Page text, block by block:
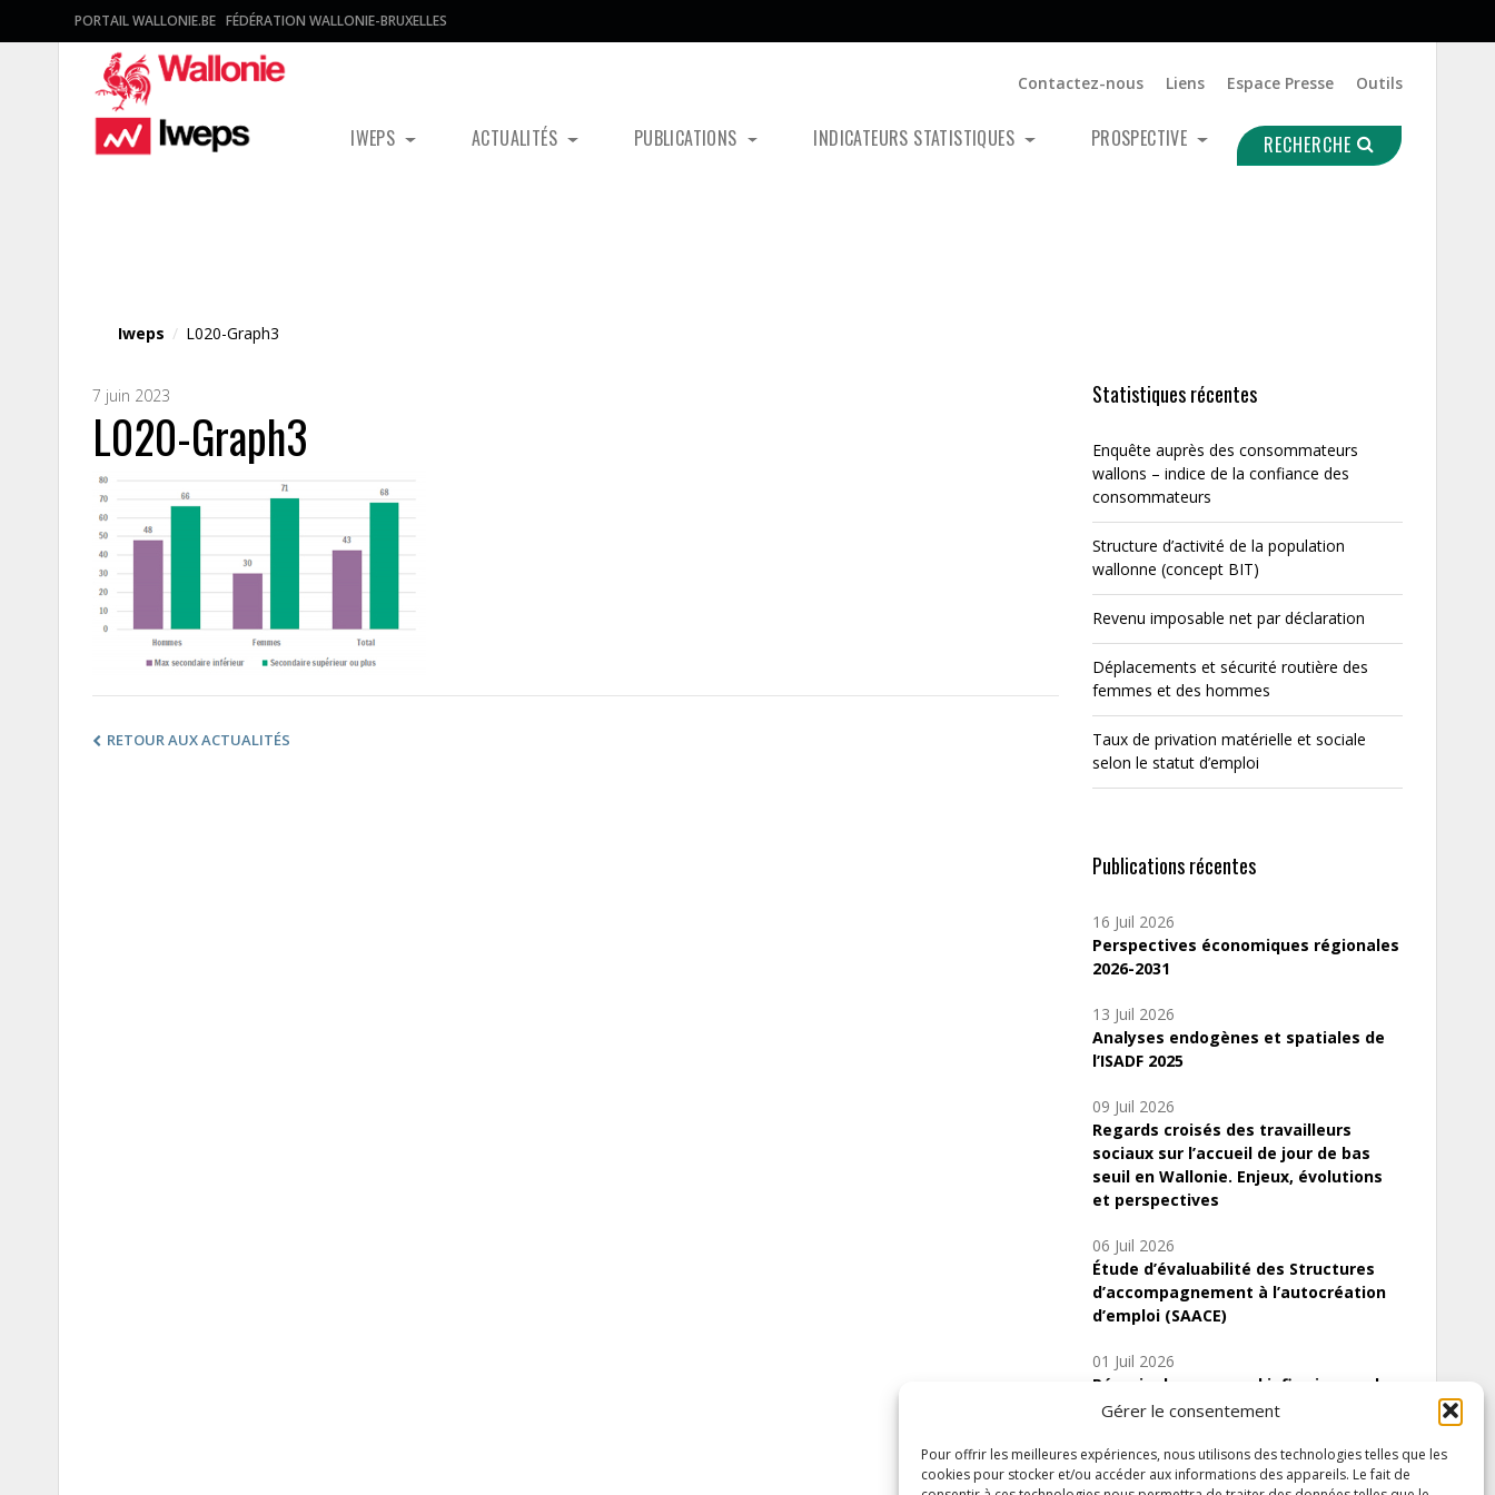
Gérer le consentement
Pour offrir les meilleures expériences, nous utilisons des technologies telles que les
cookies pour stocker et/ou accéder aux informations des appareils. Le fait de
PORTAIL WALLONIE.BE FÉDÉRATION WALLONIE-BRUXELLES
Contactez-nous Liens Espace Presse Outils
IWEPS ACTUALITÉS PUBLICATIONS INDICATEURS STATISTIQUES PROSPECTIVE RECHERCHE
Iweps / L020-Graph3
7 juin 2023
L020-Graph3
RETOUR AUX ACTUALITÉS
Statistiques récentes
Enquête auprès des consommateurs
wallons – indice de la confiance des
consommateurs
Structure d’activité de la population
wallonne (concept BIT)
Revenu imposable net par déclaration
Déplacements et sécurité routière des
femmes et des hommes
Taux de privation matérielle et sociale
selon le statut d’emploi
Publications récentes
16 Juil 2026
Perspectives économiques régionales
2026-2031
13 Juil 2026
Analyses endogènes et spatiales de
l’ISADF 2025
09 Juil 2026
Regards croisés des travailleurs
sociaux sur l’accueil de jour de bas
seuil en Wallonie. Enjeux, évolutions
et perspectives
06 Juil 2026
Étude d’évaluabilité des Structures
d’accompagnement à l’autocréation
d’emploi (SAACE)
01 Juil 2026
Pénurie du personnel infirmier :quels
indicateurs d’offre de soins pour